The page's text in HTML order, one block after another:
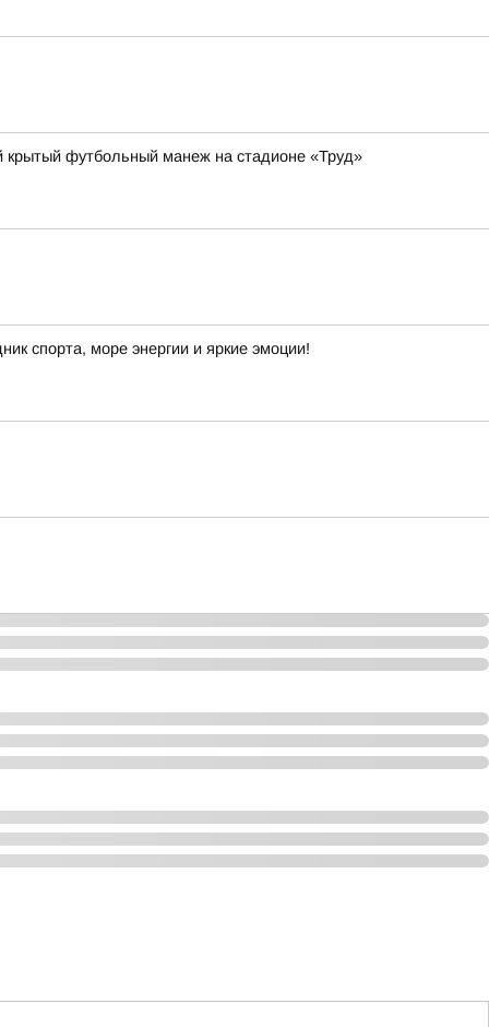
крытый футбольный манеж на стадионе «Труд»
спорта, море энергии и яркие эмоции!